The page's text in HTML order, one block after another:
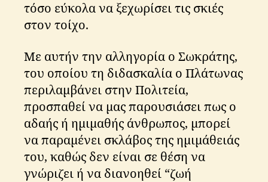
τόσο εύκολα να ξεχωρίσει τις σκιές
στον τοίχο.
Με αυτήν την αλληγορία ο Σωκράτης,
του οποίου τη διδασκαλία ο Πλάτωνας
περιλαμβάνει στην Πολιτεία,
προσπαθεί να μας παρουσιάσει πως ο
αδαής ή ημιμαθής άνθρωπος, μπορεί
να παραμένει σκλάβος της ημιμάθειάς
του, καθώς δεν είναι σε θέση να
γνώριζει ή να διανοηθεί “ζωή